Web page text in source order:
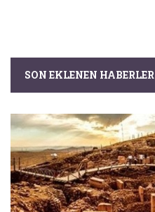
SON EKLENEN HABERLER